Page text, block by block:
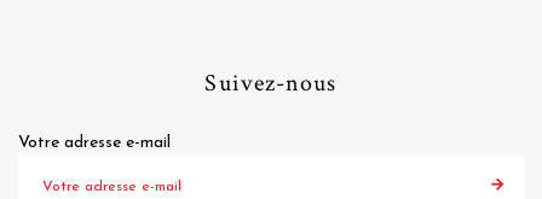
Suivez-nous
Votre adresse e-mail